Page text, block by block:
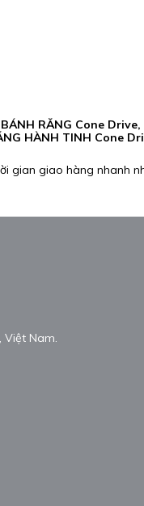
RĂNG Cone
HÀNH TINH Cone
gian giao hàng nhanh
Việt Nam.